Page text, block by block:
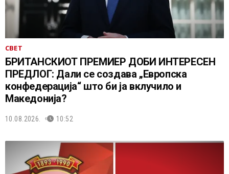
СВЕТ
БРИТАНСКИОТ ПРЕМИЕР ДОБИ ИНТЕРЕСЕН
ПРЕДЛОГ: Дали се создава „Европска
конфедерација“ што би ја вклучило и
Македонија?
10.08.2026. 10:52